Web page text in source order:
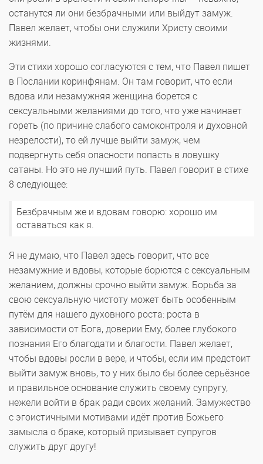
останутся ли они безбрачными или выйдут замуж.
Павел желает, чтобы они служили Христу своими
жизнями.
Эти стихи хорошо согласуются с тем, что Павел пишет
в Послании коринфянам. Он там говорит, что если
вдова или незамужняя женщина борется с
сексуальными желаниями до того, что уже начинает
гореть (по причине слабого самоконтроля и духовной
незрелости), то ей лучше выйти замуж, чем
подвергнуть себя опасности попасть в ловушку
сатаны. Но это не лучший путь. Павел говорит в стихе
8 следующее:
Безбрачным же и вдовам говорю: хорошо им
оставаться как я.
Я не думаю, что Павел здесь говорит, что все
незамужние и вдовы, которые борются с сексуальным
желанием, должны срочно выйти замуж. Борьба за
свою сексуальную чистоту может быть особенным
путём для нашего духовного роста: роста в
зависимости от Бога, доверии Ему, более глубокого
познания Его благодати и благости. Павел желает,
чтобы вдовы росли в вере, и чтобы, если им предстоит
выйти замуж вновь, то у них было бы более серьёзное
и правильное основание служить своему супругу,
нежели войти в брак ради своих желаний. Замужество
с эгоистичными мотивами идёт против Божьего
замысла о браке, который призывает супругов
служить друг другу!